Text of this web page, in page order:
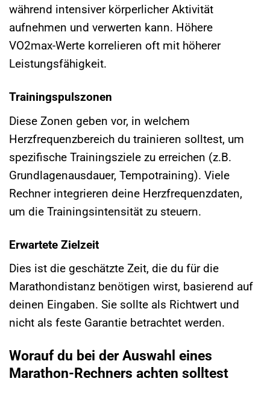
während intensiver körperlicher Aktivität
aufnehmen und verwerten kann. Höhere
VO2max-Werte korrelieren oft mit höherer
Leistungsfähigkeit.
Trainingspulszonen
Diese Zonen geben vor, in welchem
Herzfrequenzbereich du trainieren solltest, um
spezifische Trainingsziele zu erreichen (z.B.
Grundlagenausdauer, Tempotraining). Viele
Rechner integrieren deine Herzfrequenzdaten,
um die Trainingsintensität zu steuern.
Erwartete Zielzeit
Dies ist die geschätzte Zeit, die du für die
Marathondistanz benötigen wirst, basierend auf
deinen Eingaben. Sie sollte als Richtwert und
nicht als feste Garantie betrachtet werden.
Worauf du bei der Auswahl eines
Marathon-Rechners achten solltest